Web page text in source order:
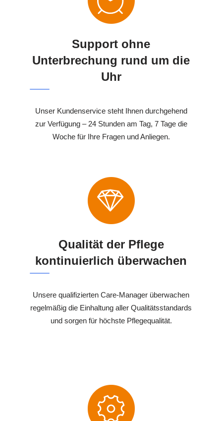
Support ohne
Unterbrechung rund um die
Uhr
Unser Kundenservice steht Ihnen durchgehend
zur Verfügung – 24 Stunden am Tag, 7 Tage die
Woche für Ihre Fragen und Anliegen.
Qualität der Pflege
kontinuierlich überwachen
Unsere qualifizierten Care-Manager überwachen
regelmäßig die Einhaltung aller Qualitätsstandards
und sorgen für höchste Pflegequalität.